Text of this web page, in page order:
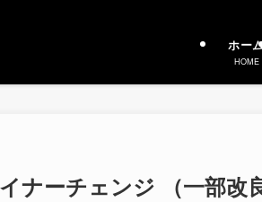
ホー
HOME
ナーチェンジ （一部